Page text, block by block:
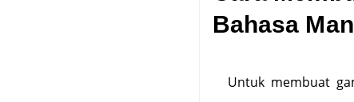
Bahasa
Untuk membuat